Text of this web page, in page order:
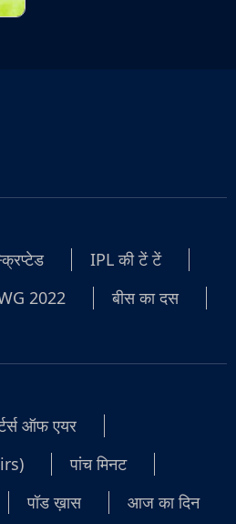
IPL की टें टें
2022
बीस का दस
ऑफ एयर
पांच मिनट
पॉड ख़ास आज का दिन